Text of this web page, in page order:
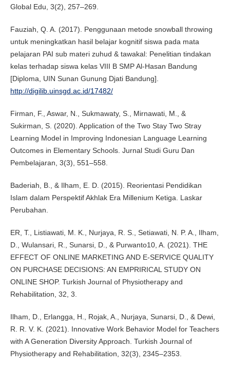
Global Edu, 3(2), 257–269.
Fauziah, Q. A. (2017). Penggunaan metode snowball throwing
untuk meningkatkan hasil belajar kognitif siswa pada mata
pelajaran PAI sub materi zuhud & tawakal: Penelitian tindakan
kelas terhadap siswa kelas VIII B SMP Al-Hasan Bandung
[Diploma, UIN Sunan Gunung Djati Bandung].
http://digilib.uinsgd.ac.id/17482/
Firman, F., Aswar, N., Sukmawaty, S., Mirnawati, M., &
Sukirman, S. (2020). Application of the Two Stay Two Stray
Learning Model in Improving Indonesian Language Learning
Outcomes in Elementary Schools. Jurnal Studi Guru Dan
Pembelajaran, 3(3), 551–558.
Baderiah, B., & Ilham, E. D. (2015). Reorientasi Pendidikan
Islam dalam Perspektif Akhlak Era Millenium Ketiga. Laskar
Perubahan.
ER, T., Listiawati, M. K., Nurjaya, R. S., Setiawati, N. P. A., Ilham,
D., Wulansari, R., Sunarsi, D., & Purwanto10, A. (2021). THE
EFFECT OF ONLINE MARKETING AND E-SERVICE QUALITY
ON PURCHASE DECISIONS: AN EMPRIRICAL STUDY ON
ONLINE SHOP. Turkish Journal of Physiotherapy and
Rehabilitation, 32, 3.
Ilham, D., Erlangga, H., Rojak, A., Nurjaya, Sunarsi, D., & Dewi,
R. R. V. K. (2021). Innovative Work Behavior Model for Teachers
with A Generation Diversity Approach. Turkish Journal of
Physiotherapy and Rehabilitation, 32(3), 2345–2353.